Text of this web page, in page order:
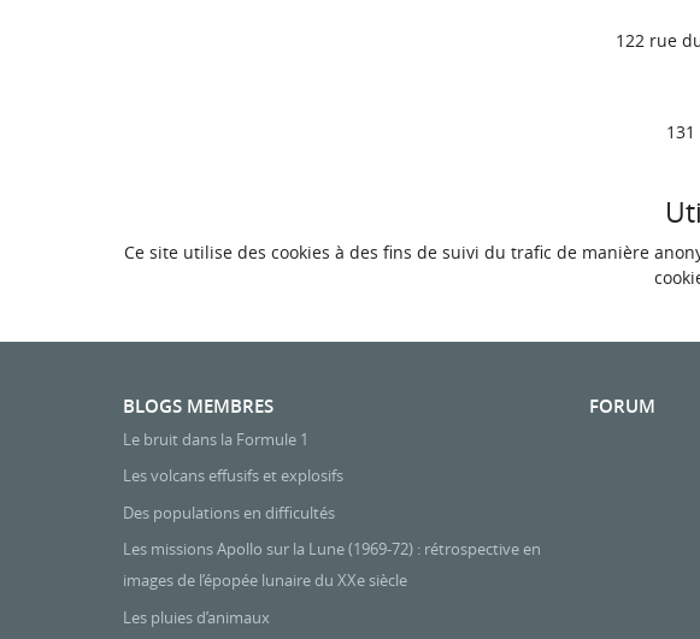
122 rue
Ce site utilise des cookies à des fins de suivi du trafic de manière
BLOGS MEMBRES
Le bruit dans la Formule 1
Les volcans effusifs et explosifs
Des populations en difficultés
Les missions Apollo sur la Lune (1969-72) : rétrospective en
images de l’épopée lunaire du XXe siècle
Les pluies d’animaux
FORUM